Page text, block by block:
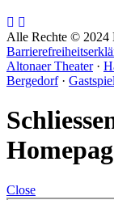
Alle Rechte © 2024
Altonaer Theater·
Bergedorf·
Close